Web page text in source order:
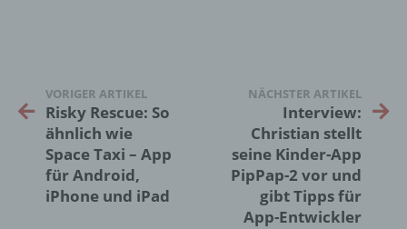
VORIGER ARTIKEL
Risky Rescue: So
ähnlich wie
Space Taxi – App
für Android,
iPhone und iPad
NÄCHSTER ARTIKEL
Interview:
Christian stellt
seine Kinder-App
PipPap-2 vor und
gibt Tipps für
App-Entwickler
die Offenlegung durch Übermittlung,
Verbreitung oder eine andere Form der
Bereitstellung, den Abgleich oder die
Verknüpfung, die Einschränkung, das
Löschen oder die Vernichtung.